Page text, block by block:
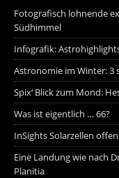
Fotografisch lohnende
Südhimmel
Infografik:
Astronomie im Winter: 3
Spix‘ Blick zum Mond:
Was ist eigentlich … 66?
InSights Solarzellen
Eine Landung wie nach
Planitia